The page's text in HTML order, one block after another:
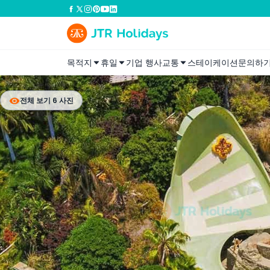
목적지 휴일 기업 행사교통 스테이케이션문의하
전체 보기 6 사진